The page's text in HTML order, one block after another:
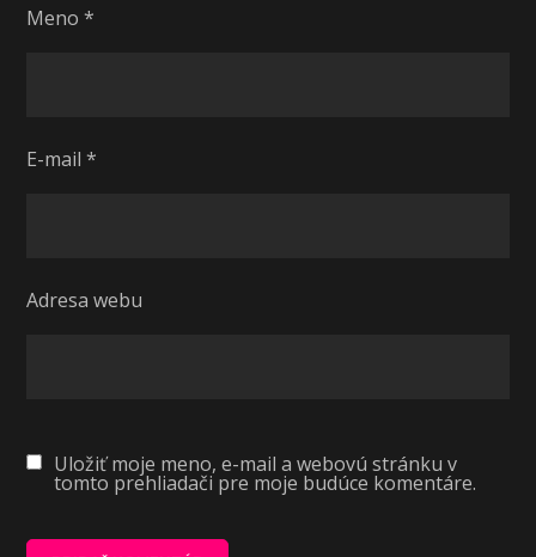
Meno*
E-mail*
Adresa webu
Uložiť moje meno, e-mail a webovú stránku v
tomto prehliadači pre moje budúce komentáre.